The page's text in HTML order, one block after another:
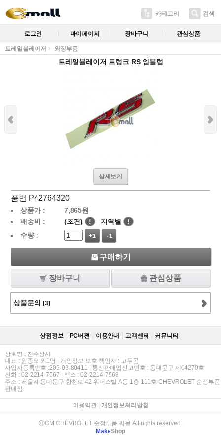
카테고리 검색
로그인 마이페이지 장바구니 관심상품
트레일블레이저 외장부품
트레일블레이저 트렁크 RS 엠블럼
상세보기
품번 P42764320
상품가 : 7,865원
배송비 :
(조건) ! 지역별
!
수량 :
+1 -1
구매하기
장바구니 관심상품
상품문의 [3]
상점정보 PC버젼 이용안내 고객센터 커뮤니티
상호명 : 진수상사
대표 : 임종오 외1명 | 개인정보 보호 책임자 : 고두곤
사업자등록번호 :205-03-80411 | 통신판매업신고번호 : 동대문구 제04270호
전화 : 02-2214-7567 | 팩스 : 02-2214-7568
주소 : 서울시 동대문구 한천로 42 위더스빌 A동 1층 111호 CHEVROLET 순정부품
판매점
이용약관| 개인정보처리방침
ⓒGM CHEVROLET 순정부품 씨몰 All rights reserved.
MakeShop